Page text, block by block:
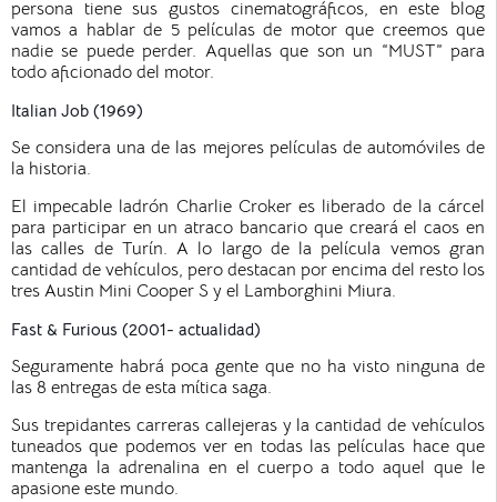
persona tiene sus gustos cinematográficos, en este blog
vamos a hablar de 5 películas de motor que creemos que
nadie se puede perder. Aquellas que son un “MUST” para
todo aficionado del motor.
Italian Job (1969)
Se considera una de las mejores películas de automóviles de
la historia.
El impecable ladrón Charlie Croker es liberado de la cárcel
para participar en un atraco bancario que creará el caos en
las calles de Turín. A lo largo de la película vemos gran
cantidad de vehículos, pero destacan por encima del resto los
tres Austin Mini Cooper S y el Lamborghini Miura.
Fast & Furious (2001- actualidad)
Seguramente habrá poca gente que no ha visto ninguna de
las 8 entregas de esta mítica saga.
Sus trepidantes carreras callejeras y la cantidad de vehículos
tuneados que podemos ver en todas las películas hace que
mantenga la adrenalina en el cuerpo a todo aquel que le
apasione este mundo.